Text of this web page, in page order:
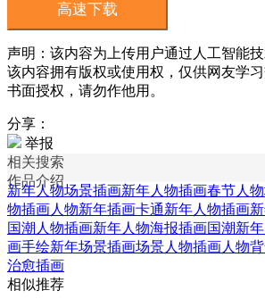
高速下载
声明：该内容为上传用户通过人工智能
该内容拥有版权或使用权，仅供网友学
书面授权，请勿作他用。
分享：
举报
相关搜索
作品介绍
新年人物场景插画新年人物插画春节人
物插画人物新年插画卡通新年人物插画
国潮人物插画新年人物海报插画国潮新
画手绘新年场景插画场景人物插画人物
治愈插画
相似推荐